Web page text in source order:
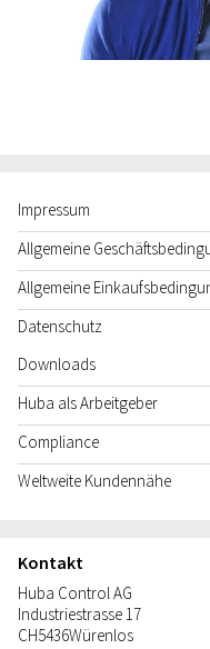
Impressum
Allgemeine
Allgemeine
Datenschutz
Downloads
Huba als Arbeitgeber
Compliance
Weltweite Kundennähe
Kontakt
Huba Control AG
Industriestrasse 17
CH5436Würenlos